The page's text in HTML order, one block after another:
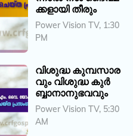
ക്കളായി തീരും
Power Vision TV, 1:30
PM
വിശുദ്ധ കുമ്പസാര
വും വിശുദ്ധ കുർ
ബ്ബാനാനുഭവവും
Power Vision TV, 5:30
AM